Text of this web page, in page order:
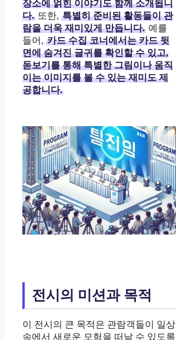
장소에 얽힌 이야기도 함께 소개됩니
다. 또한, 특별히 준비된 활동들이 관
람을 더욱 재미있게 만듭니다. 예를
들어, 카드 수집 코너에서는 카드 뒷
면에 숨겨진 글귀를 확인할 수 있고,
돋보기를 통해 특별한 그림이나 움직
이는 이미지를 볼 수 있는 재미도 제
공합니다.
전시의 미션과 목적
이 전시의 큰 목적은 관람객들이 일상
속에서 새로운 모험을 떠날 수 있도록